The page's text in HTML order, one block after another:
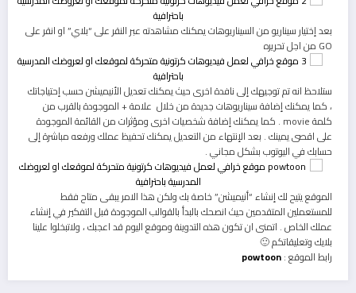
بعد إختيار سيناريو من السيناريوهات يمكنك مشاهدته عبر النقر على “بلاي” او انقر على
GO من اجل تحريره
ستلاحظ انه تم توجيهك إلى نافدة اخرى حيث يمكنك تعديل الأنيميشن حسب إحتياجاتك
، كما يمكنك إضافة سيناريوهات جديدة من خلال علامة + الموجودة بالقرب من
كلمة movie . كما يمكنك إضافة شخصيات اخرى ومؤثرات من القائمة الموجودة
على اقصى يمينك . بعد الإنتهاء من التعديل يمكنك تحفيظ عملك ورفعه مباشرة إلى
حسابك في اليوتوب بشكل مجاني .
الموقع يتيح لك إنشاء “أنيميشن” خاصة بك ولكن هذا الامر يبقى متاح فقط
للمستعملين المتقدمين حيث انصحك بالبدأ بالقوالب الموجودة قبل التفكير في إنشاء
عملك الخاص . اتمنى ان تكون هذه التدوينة وموقع اليوم قد اعجبك ، ولاتبخلوا علينا
بلايك وتعليقاتكم 🙂
رابط الموقع :powtoon